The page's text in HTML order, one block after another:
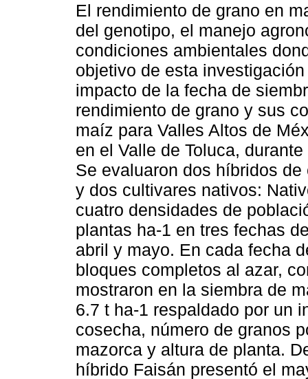
El rendimiento de grano en
del genotipo, el manejo
condiciones ambientales
objetivo de esta
impacto de la fecha de
rendimiento de grano y sus
maíz para Valles Altos de
en el Valle de Toluca,
Se evaluaron dos híbridos
y dos cultivares nativos:
cuatro densidades de
plantas ha-1 en tres fechas
abril y mayo. En cada fecha
bloques completos al azar,
mostraron en la siembra de
6.7 t ha-1 respaldado por un
cosecha, número de granos
mazorca y altura de planta.
híbrido Faisán presentó el